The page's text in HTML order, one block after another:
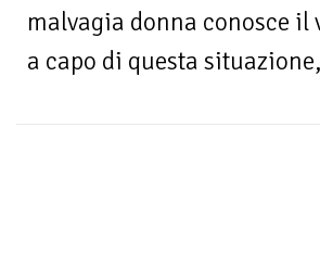
malvagia donna conosce il
a capo di questa